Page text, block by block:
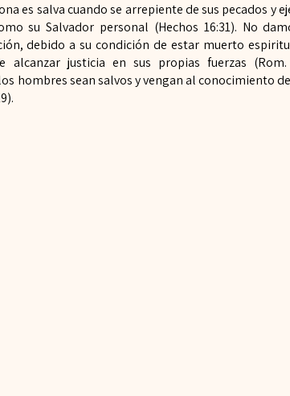
es salva cuando se arrepiente de sus pecados y
su Salvador personal (Hechos 16:31). No
debido a su condición de estar muerto
alcanzar justicia en sus propias fuerzas (Rom.
hombres sean salvos y vengan al conocimiento